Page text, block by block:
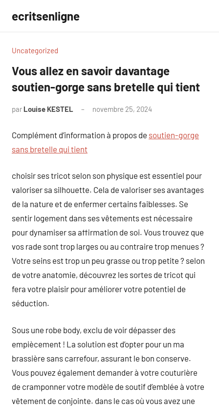
contenu
ecritsenligne
Uncategorized
Vous allez en savoir davantage
soutien-gorge sans bretelle qui tient
par Louise KESTEL novembre 25, 2024
Complément d’information à propos de soutien-gorge
sans bretelle qui tient
choisir ses tricot selon son physique est essentiel pour
valoriser sa silhouette. Cela de valoriser ses avantages
de la nature et de enfermer certains faiblesses. Se
sentir logement dans ses vêtements est nécessaire
pour dynamiser sa affirmation de soi. Vous trouvez que
vos rade sont trop larges ou au contraire trop menues ?
Votre seins est trop un peu grasse ou trop petite ? selon
de votre anatomie, découvrez les sortes de tricot qui
fera votre plaisir pour améliorer votre potentiel de
séduction.
Sous une robe body, exclu de voir dépasser des
empiècement ! La solution est d’opter pour un ma
brassière sans carrefour, assurant le bon conserve.
Vous pouvez également demander à votre couturière
de cramponner votre modèle de soutif d’emblée à votre
vêtement de conjointe. dans le cas où vous avez une